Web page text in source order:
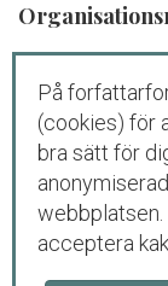
802004-7687
Telefon
Växeln:08-545
Tisdag-fredag:
Juridisk och
medlemmar
På
(cookies) för
bra sätt för
webbplatsen.
acceptera